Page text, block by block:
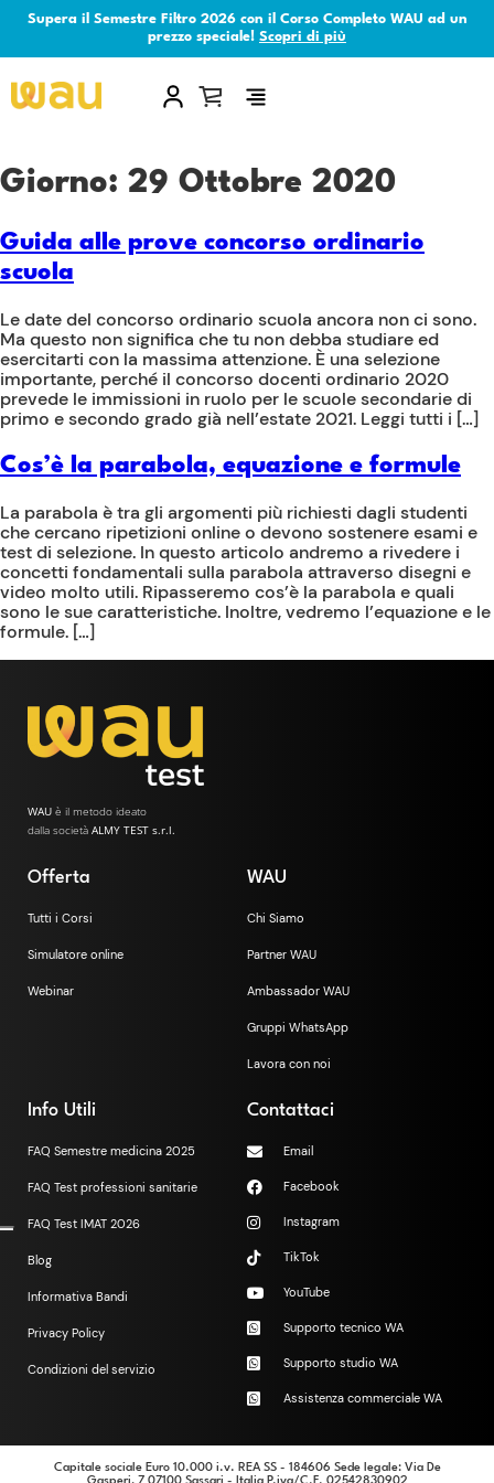
Supera il Semestre Filtro 2026 con il Corso Completo WAU ad un
prezzo speciale! Scopri di più
×
Giorno: 29 Ottobre 2020
Guida alle prove concorso ordinario
scuola
Le date del concorso ordinario scuola ancora non ci sono.
Ma questo non significa che tu non debba studiare ed
esercitarti con la massima attenzione. È una selezione
importante, perché il concorso docenti ordinario 2020
prevede le immissioni in ruolo per le scuole secondarie di
primo e secondo grado già nell’estate 2021. Leggi tutti i […]
Cos’è la parabola, equazione e formule
La parabola è tra gli argomenti più richiesti dagli studenti
che cercano ripetizioni online o devono sostenere esami e
test di selezione. In questo articolo andremo a rivedere i
concetti fondamentali sulla parabola attraverso disegni e
video molto utili. Ripasseremo cos’è la parabola e quali
sono le sue caratteristiche. Inoltre, vedremo l’equazione e le
formule. […]
WAU è il metodo ideato
dalla società ALMY TEST s.r.l.
Offerta
Tutti i Corsi
Simulatore online
Webinar
WAU
Chi Siamo
Partner WAU
Ambassador WAU
Gruppi WhatsApp
Lavora con noi
Info Utili
FAQ Semestre medicina 2025
FAQ Test professioni sanitarie
FAQ Test IMAT 2026
Blog
Informativa Bandi
Privacy Policy
Condizioni del servizio
Contattaci
Email
Facebook
Instagram
TikTok
YouTube
Supporto tecnico WA
Supporto studio WA
Assistenza commerciale WA
Capitale sociale Euro 10.000 i.v. REA SS - 184606 Sede legale: Via De